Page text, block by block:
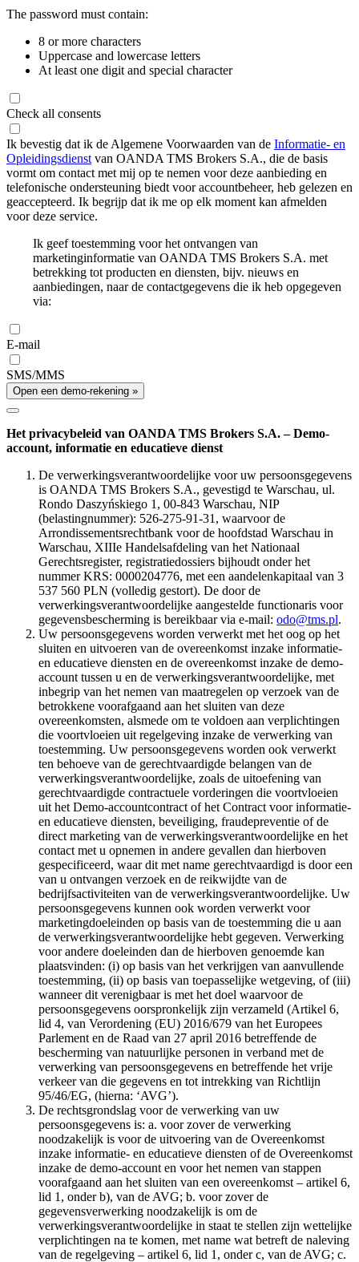
The password must contain:
8 or more characters
Uppercase and lowercase letters
At least one digit and special character
Check all consents
Ik bevestig dat ik de Algemene Voorwaarden van de Informatie- en
Opleidingsdienst van OANDA TMS Brokers S.A., die de basis
vormt om contact met mij op te nemen voor deze aanbieding en
telefonische ondersteuning biedt voor accountbeheer, heb gelezen en
geaccepteerd. Ik begrijp dat ik me op elk moment kan afmelden
voor deze service.
Ik geef toestemming voor het ontvangen van
marketinginformatie van OANDA TMS Brokers S.A. met
betrekking tot producten en diensten, bijv. nieuws en
aanbiedingen, naar de contactgegevens die ik heb opgegeven
via:
E-mail
SMS/MMS
Open een demo-rekening »
Het privacybeleid van OANDA TMS Brokers S.A. – Demo-
account, informatie en educatieve dienst
De verwerkingsverantwoordelijke voor uw persoonsgegevens
is OANDA TMS Brokers S.A., gevestigd te Warschau, ul.
Rondo Daszyńskiego 1, 00-843 Warschau, NIP
(belastingnummer): 526-275-91-31, waarvoor de
Arrondissementsrechtbank voor de hoofdstad Warschau in
Warschau, XIIIe Handelsafdeling van het Nationaal
Gerechtsregister, registratiedossiers bijhoudt onder het
nummer KRS: 0000204776, met een aandelenkapitaal van 3
537 560 PLN (volledig gestort). De door de
verwerkingsverantwoordelijke aangestelde functionaris voor
gegevensbescherming is bereikbaar via e-mail: odo@tms.pl.
Uw persoonsgegevens worden verwerkt met het oog op het
sluiten en uitvoeren van de overeenkomst inzake informatie-
en educatieve diensten en de overeenkomst inzake de demo-
account tussen u en de verwerkingsverantwoordelijke, met
inbegrip van het nemen van maatregelen op verzoek van de
betrokkene voorafgaand aan het sluiten van deze
overeenkomsten, alsmede om te voldoen aan verplichtingen
die voortvloeien uit regelgeving inzake de verwerking van
toestemming. Uw persoonsgegevens worden ook verwerkt
ten behoeve van de gerechtvaardigde belangen van de
verwerkingsverantwoordelijke, zoals de uitoefening van
gerechtvaardigde contractuele vorderingen die voortvloeien
uit het Demo-accountcontract of het Contract voor informatie-
en educatieve diensten, beveiliging, fraudepreventie of de
direct marketing van de verwerkingsverantwoordelijke en het
contact met u opnemen in andere gevallen dan hierboven
gespecificeerd, waar dit met name gerechtvaardigd is door een
van u ontvangen verzoek en de reikwijdte van de
bedrijfsactiviteiten van de verwerkingsverantwoordelijke. Uw
persoonsgegevens kunnen ook worden verwerkt voor
marketingdoeleinden op basis van de toestemming die u aan
de verwerkingsverantwoordelijke hebt gegeven. Verwerking
voor andere doeleinden dan de hierboven genoemde kan
plaatsvinden: (i) op basis van het verkrijgen van aanvullende
toestemming, (ii) op basis van toepasselijke wetgeving, of (iii)
wanneer dit verenigbaar is met het doel waarvoor de
persoonsgegevens oorspronkelijk zijn verzameld (Artikel 6,
lid 4, van Verordening (EU) 2016/679 van het Europees
Parlement en de Raad van 27 april 2016 betreffende de
bescherming van natuurlijke personen in verband met de
verwerking van persoonsgegevens en betreffende het vrije
verkeer van die gegevens en tot intrekking van Richtlijn
95/46/EG, (hierna: ‘AVG’).
De rechtsgrondslag voor de verwerking van uw
persoonsgegevens is: a. voor zover de verwerking
noodzakelijk is voor de uitvoering van de Overeenkomst
inzake informatie- en educatieve diensten of de Overeenkomst
inzake de demo-account en voor het nemen van stappen
voorafgaand aan het sluiten van een overeenkomst – artikel 6,
lid 1, onder b), van de AVG; b. voor zover de
gegevensverwerking noodzakelijk is om de
verwerkingsverantwoordelijke in staat te stellen zijn wettelijke
verplichtingen na te komen, met name wat betreft de naleving
van de regelgeving – artikel 6, lid 1, onder c, van de AVG; c.